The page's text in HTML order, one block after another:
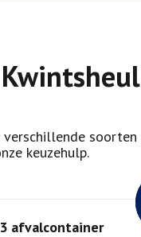
verschillende
keuzehulp.
afvalcontainer